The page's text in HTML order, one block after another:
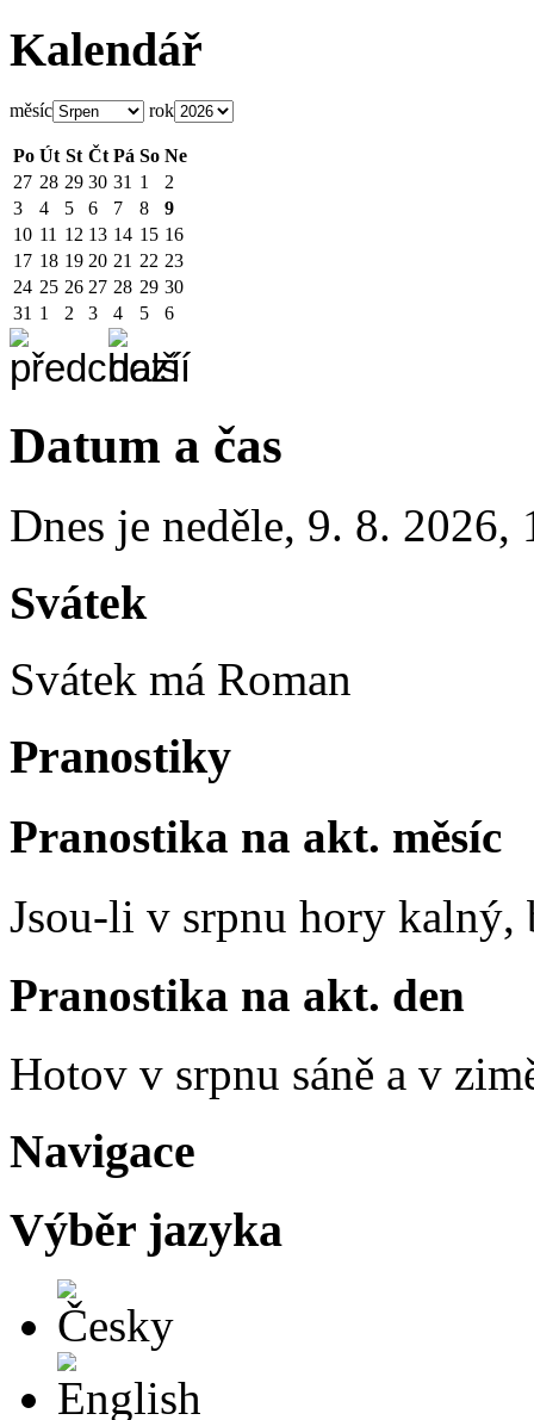
Kalendář
měsíc rok
Po Út St Čt Pá So Ne
27 28 29 30 31 1
2
3
4 5 6 7 8
9
10 11 12 13 14 15 16
17 18 19 20 21 22 23
24 25 26 27 28 29 30
31 1 2 3 4 5 6
Datum a čas
Dnes je neděle, 9. 8. 2026,
Svátek
Svátek má Roman
Pranostiky
Pranostika na akt. měsíc
Jsou-li v srpnu hory
Pranostika na akt. den
Hotov v srpnu sáně a v
Navigace
Výběr jazyka